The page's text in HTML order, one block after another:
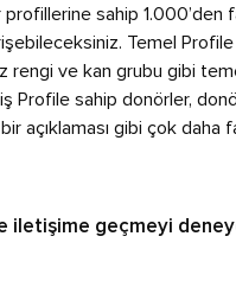
profillerine sahip 1.000’den
Temel
rengi ve kan grubu gibi
Profile sahip donörler,
bir açıklaması gibi çok daha
iletişime geçmeyi